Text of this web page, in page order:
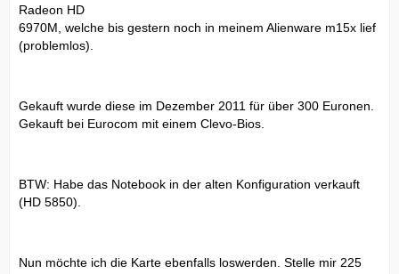
Radeon HD
6970M, welche bis gestern noch in meinem Alienware m15x lief
(problemlos).
Gekauft wurde diese im Dezember 2011 für über 300 Euronen.
Gekauft bei Eurocom mit einem Clevo-Bios.
BTW: Habe das Notebook in der alten Konfiguration verkauft
(HD 5850).
Nun möchte ich die Karte ebenfalls loswerden. Stelle mir 225